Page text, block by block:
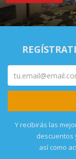
Y recibirás las
descuentos
así como